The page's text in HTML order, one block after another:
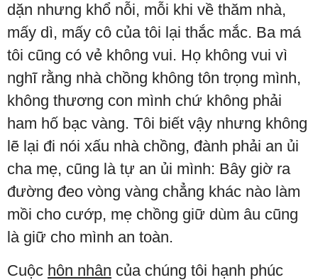
dặn nhưng khổ nỗi, mỗi khi về thăm nhà,
mấy dì, mấy cô của tôi lại thắc mắc. Ba má
tôi cũng có vẻ không vui. Họ không vui vì
nghĩ rằng nhà chồng không tôn trọng mình,
không thương con mình chứ không phải
ham hố bạc vàng. Tôi biết vậy nhưng không
lẽ lại đi nói xấu nhà chồng, đành phải an ủi
cha mẹ, cũng là tự an ủi mình: Bây giờ ra
đường đeo vòng vàng chẳng khác nào làm
mồi cho cướp, mẹ chồng giữ dùm âu cũng
là giữ cho mình an toàn.
Cuộc hôn nhân của chúng tôi hạnh phúc